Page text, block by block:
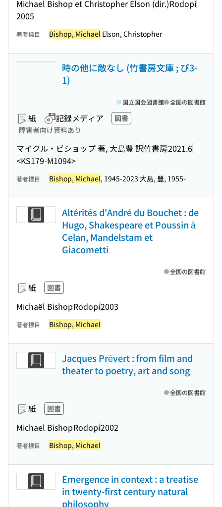
Michael Bishop et Christopher Elson (dir.)Rodopi
2005
著者標目 Bishop, Michael Elson, Christopher
時の他に敵なし (竹書房文庫 ; び3-
1)
紙 記録メディア
図書
障害者向け資料あり
マイクル・ビショップ 著, 大島豊 訳竹書房2021.6
<KS179-M1094>
国立国会図書館 全国の図書館
著者標目 Bishop, Michael, 1945-2023 大島, 豊, 1955-
Altérités d'André du Bouchet : de
Hugo, Shakespeare et Poussin à
Celan, Mandelstam et
Giacometti
紙 図書
Michaël BishopRodopi2003
全国の図書館
著者標目 Bishop, Michael
Jacques Prévert : from film and
theater to poetry, art and song
紙 図書
Michael BishopRodopi2002
全国の図書館
著者標目 Bishop, Michael
Emergence in context : a treatise
in twenty-first century natural
philosophy